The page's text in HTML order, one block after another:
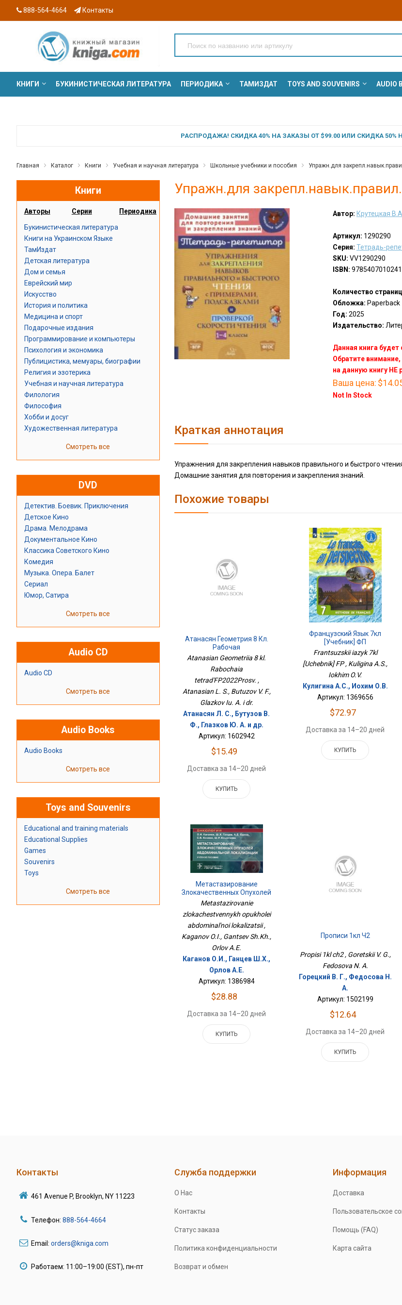
888-564-4664 Контакты
КНИГИ БУКИНИСТИЧЕСКАЯ ЛИТЕРАТУРА ПЕРИОДИКА ТАМИЗДАТ TOYS AND SOUVENIRS AUDIO
РАСПРОДАЖА! СКИДКА 40% НА ЗАКАЗЫ ОТ $99.00 ИЛИ СКИДКА 50%
Главная Каталог Книги Учебная и научная литература Школьные учебники и пособия Упражн.для
Книги
Авторы Серии Периодика
Букинистическая литература
Книги на Украинском Языке
ТамИздат
Детская литература
Дом и семья
Еврейский мир
Искусство
История и политика
Медицина и спорт
Подарочные издания
Программирование и компьютеры
Психология и экономика
Публицистика, мемуары, биографии
Религия и эзотерика
Учебная и научная литература
Филология
Философия
Хобби и досуг
Художественная литература
Смотреть все
DVD
Детектив. Боевик. Приключения
Детское Кино
Драма. Мелодрама
Документальное Кино
Классика Советского Кино
Комедия
Музыка. Опера. Балет
Сериал
Юмор, Сатира
Смотреть все
Audio CD
Audio CD
Смотреть все
Audio Books
Audio Books
Смотреть все
Toys and Souvenirs
Educational and training materials
Educational Supplies
Games
Souvenirs
Toys
Смотреть все
Упражн.для
Автор: Крутецкая В.А
Артикул: 1290290
Серия: Тетрадь-
SKU: VV1290290
ISBN: 9785407010241
Количество
Обложка: Paperback
Год: 2025
Издательство:
Данная книга будет
Обратите
на данную книгу НЕ
Ваша цена:
Not In Stock
Краткая аннотация
Упражнения для закрепления навыков правильного и быстрого
Домашние занятия для повторения и закрепления знаний.
Похожие товары
Атанасян Геометрия 8 Кл.
Рабочая
ТетрадьФП2022Просв.
Atanasian Geometriia 8 kl.
Rabochaia
tetrad'FP2022Prosv. ,
Atanasian L. S., Butuzov V. F.,
Glazkov Iu. A. i dr.
Атанасян Л. С., Бутузов В.
Ф., Глазков Ю. А. и др.
Артикул: 1602942
$15.49
Доставка за 14–20 дней
КУПИТЬ
Французский Язык 7кл
[Учебник] ФП
Frantsuzskii iazyk 7kl
[Uchebnik] FP , Kuligina A.S.,
Iokhim O.V.
Кулигина А.С., Иохим О.В.
Артикул: 1369656
$72.97
Доставка за 14–20 дней
КУПИТЬ
Метастазирование
Злокачественных Опухолей
Абдоминальной
Metastazirovanie
zlokachestvennykh opukholei
abdominal'noi lokalizatsii ,
Kaganov O.I., Gantsev Sh.Kh.,
Orlov A.E.
Каганов О.И., Ганцев Ш.Х.,
Орлов А.Е.
Артикул: 1386984
$28.88
Доставка за 14–20 дней
КУПИТЬ
Прописи 1кл Ч2
Propisi 1kl ch2 , Goretskii V. G.,
Fedosova N. A.
Горецкий В. Г., Федосова Н.
А.
Артикул: 1502199
$12.64
Доставка за 14–20 дней
КУПИТЬ
Контакты
461 Avenue P, Brooklyn, NY 11223
Телефон: 888-564-4664
Email: orders@kniga.com
Работаем: 11:00–19:00 (EST), пн-пт
Служба поддержки
О Нас
Контакты
Статус заказа
Политика конфиденциальности
Возврат и обмен
Информация
Доставка
Пользовательское
Помощь (FAQ)
Карта сайта